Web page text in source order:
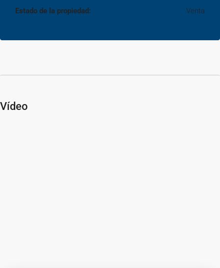
Estado de la propiedad: Venta
Vídeo